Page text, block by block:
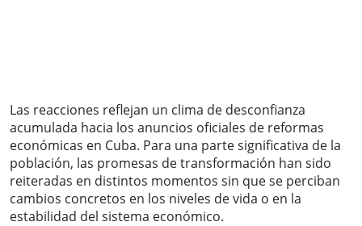
Las reacciones reflejan un clima de desconfianza
acumulada hacia los anuncios oficiales de reformas
económicas en Cuba. Para una parte significativa de la
población, las promesas de transformación han sido
reiteradas en distintos momentos sin que se perciban
cambios concretos en los niveles de vida o en la
estabilidad del sistema económico.